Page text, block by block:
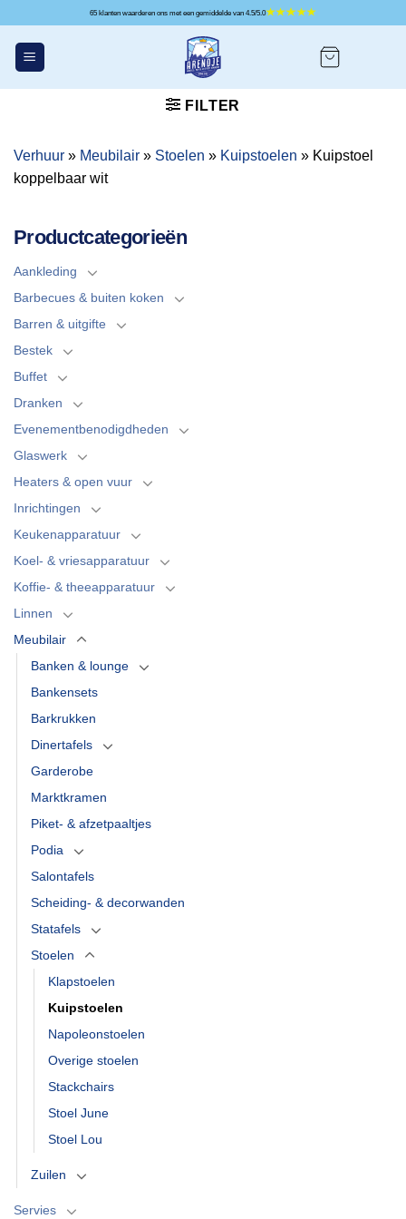
inhoud
65 klanten waarderen ons met een gemiddelde van 4.5/5.0
FILTER
Verhuur » Meubilair » Stoelen » Kuipstoelen » Kuipstoel
koppelbaar wit
Productcategorieën
Aankleding
Barbecues & buiten koken
Barren & uitgifte
Bestek
Buffet
Dranken
Evenementbenodigdheden
Glaswerk
Heaters & open vuur
Inrichtingen
Keukenapparatuur
Koel- & vriesapparatuur
Koffie- & theeapparatuur
Linnen
Meubilair
Banken & lounge
Bankensets
Barkrukken
Dinertafels
Garderobe
Marktkramen
Piket- & afzetpaaltjes
Podia
Salontafels
Scheiding- & decorwanden
Statafels
Stoelen
Klapstoelen
Kuipstoelen
Napoleonstoelen
Overige stoelen
Stackchairs
Stoel June
Stoel Lou
Zuilen
Servies